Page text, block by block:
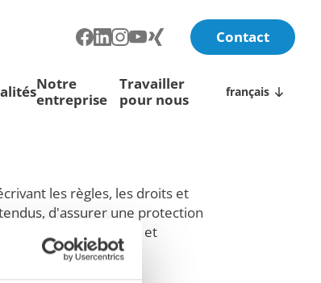
Contact
Notre
entreprise
Travailler
pour nous
français
les règles, les droits et
d'assurer une protection
livraison, de retour et